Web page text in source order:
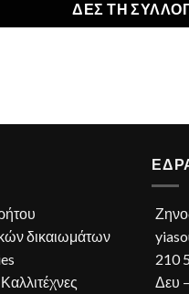
ΔΕΣ ΤΗ
δικαιωμάτων
210
Δευ